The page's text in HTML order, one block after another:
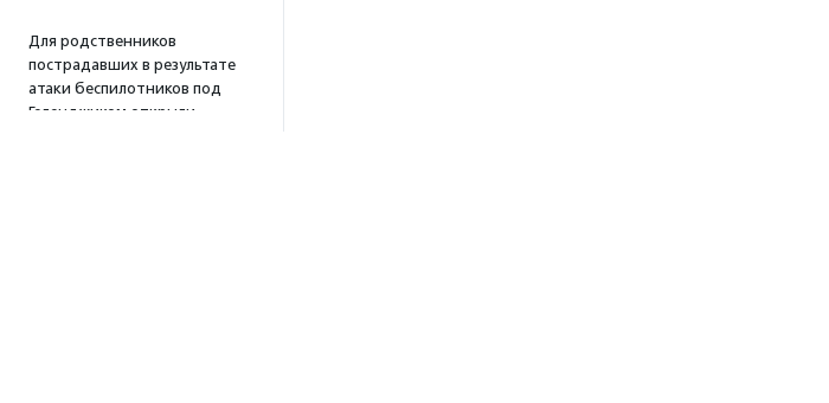
Для родственников
пострадавших в результате
атаки беспилотников под
Геленджиком открыли